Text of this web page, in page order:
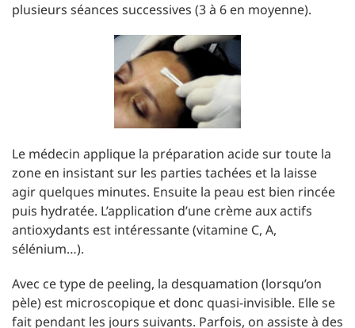
plusieurs séances successives (3 à 6 en moyenne).
Le médecin applique la préparation acide sur toute la
zone en insistant sur les parties tachées et la laisse
agir quelques minutes. Ensuite la peau est bien rincée
puis hydratée. L’application d’une crème aux actifs
antioxydants est intéressante (vitamine C, A,
sélénium…).
Avec ce type de peeling, la desquamation (lorsqu’on
pèle) est microscopique et donc quasi-invisible. Elle se
fait pendant les jours suivants. Parfois, on assiste à des